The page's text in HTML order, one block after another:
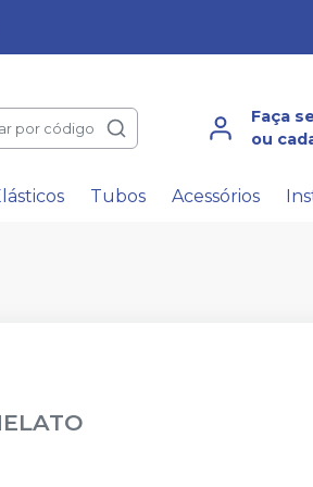
por código
Faça
ou
Tubos Acessórios